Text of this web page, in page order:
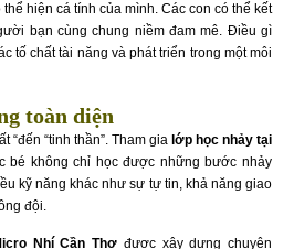
hiện cá tính của mình. Các con có thể kết
bạn cùng chung niềm đam mê. Điều gì
tố chất tài năng và phát triển trong một môi
toàn diện
“đến “tinh thần”. Tham gia lớp học nhảy tại
bé không chỉ học được những bước nhảy
kỹ năng khác như sự tự tin, khả năng giao
đội.
Nhí Cần Thơ được xây dựng chuyên